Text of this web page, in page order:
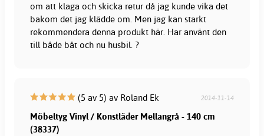
om att klaga och skicka retur då jag kunde vika det
bakom det jag klädde om. Men jag kan starkt
rekommendera denna produkt här. Har använt den
till både båt och nu husbil. ?
(5 av 5) av Roland Ek 2014-11-14
Möbeltyg Vinyl / Konstläder Mellangrå - 140 cm
(38337)